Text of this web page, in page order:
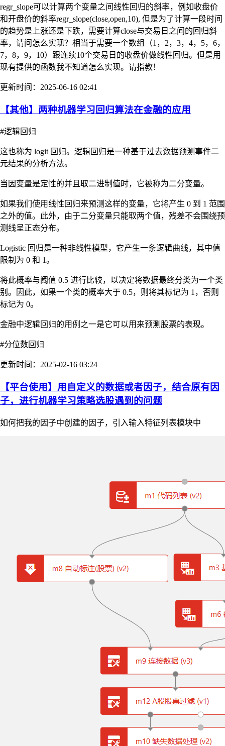
regr_slope可以计算两个变量之间线性回归的斜率，例如收盘价
和开盘价的斜率regr_slope(close,open,10), 但是为了计算一段时间
的趋势是上涨还是下跌，需要计算close与交易日之间的回归斜
率，请问怎么实现？相当于需要一个数组（1，2，3，4，5，6，
7，8，9，10）跟连续10个交易日的收盘价做线性回归。但是用
现有提供的函数我不知道怎么实现。请指教！
更新时间：2025-06-16 02:41
【其他】两种机器学习回归算法在金融的应用
#逻辑回归
这也称为 logit 回归。逻辑回归是一种基于过去数据预测事件二
元结果的分析方法。
当因变量是定性的并且取二进制值时，它被称为二分变量。
如果我们使用线性回归来预测这样的变量，它将产生 0 到 1 范围
之外的值。此外，由于二分变量只能取两个值，残差不会围绕预
测线呈正态分布。
Logistic 回归是一种非线性模型，它产生一条逻辑曲线，其中值
限制为 0 和 1。
将此概率与阈值 0.5 进行比较，以决定将数据最终分类为一个类
别。因此，如果一个类的概率大于 0.5，则将其标记为 1，否则
标记为 0。
金融中逻辑回归的用例之一是它可以用来预测股票的表现。
#分位数回归
更新时间：2025-02-16 03:24
【平台使用】用自定义的数据或者因子，结合原有因
子，进行机器学习策略选股遇到的问题
如何把我的因子中创建的因子，引入输入特征列表模块中